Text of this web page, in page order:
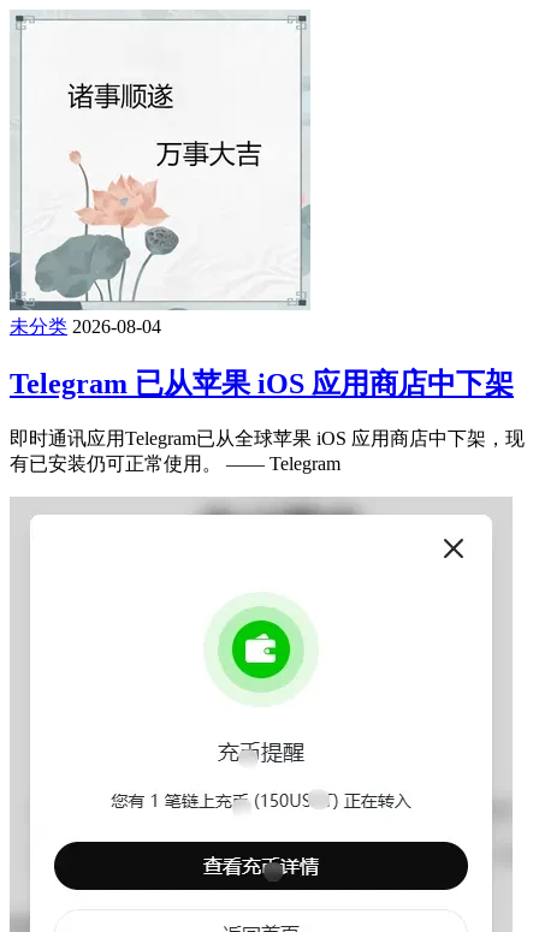
未分类 2026-08-04
Telegram 已从苹果 iOS 应用商店中下架
即时通讯应用Telegram已从全球苹果 iOS 应用商店中下架，现
有已安装仍可正常使用。 —— Telegram